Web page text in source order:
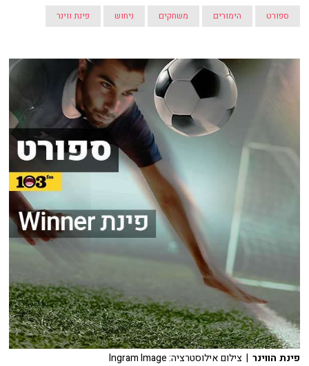
ספורט הימורים משחקים ניחוש פינת ווינר
פינת הווינר | צילום אילוסטרציה: Ingram Image